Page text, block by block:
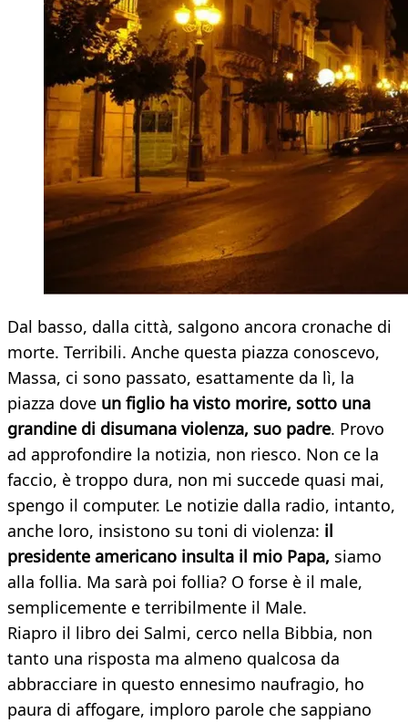
Dal basso, dalla città, salgono ancora cronache di
morte. Terribili. Anche questa piazza conoscevo,
Massa, ci sono passato, esattamente da lì, la
piazza dove un figlio ha visto morire, sotto una
grandine di disumana violenza, suo padre. Provo
ad approfondire la notizia, non riesco. Non ce la
faccio, è troppo dura, non mi succede quasi mai,
spengo il computer. Le notizie dalla radio, intanto,
anche loro, insistono su toni di violenza: il
presidente americano insulta il mio Papa, siamo
alla follia. Ma sarà poi follia? O forse è il male,
semplicemente e terribilmente il Male.
Riapro il libro dei Salmi, cerco nella Bibbia, non
tanto una risposta ma almeno qualcosa da
abbracciare in questo ennesimo naufragio, ho
paura di affogare, imploro parole che sappiano